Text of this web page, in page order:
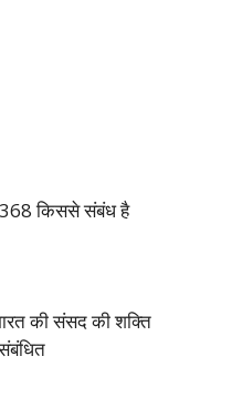
किससे संबंध है
की संसद की शक्ति